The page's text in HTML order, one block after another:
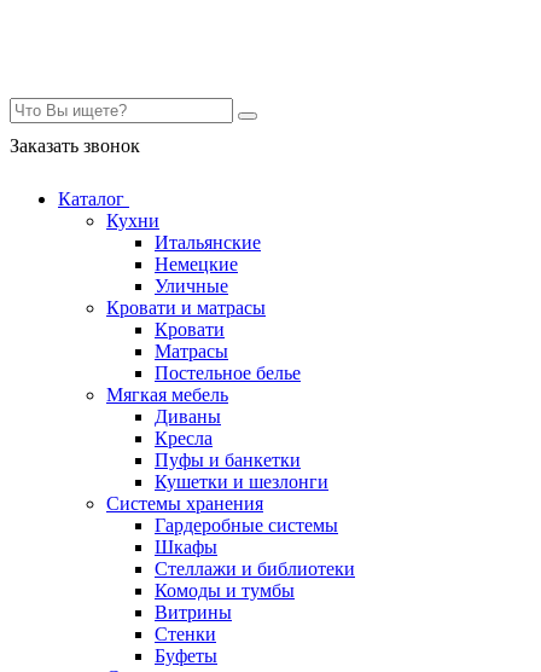
Заказать звонок
Каталог
Кухни
Итальянские
Немецкие
Уличные
Кровати и матрасы
Кровати
Матрасы
Постельное белье
Мягкая мебель
Диваны
Кресла
Пуфы и банкетки
Кушетки и шезлонги
Системы хранения
Гардеробные системы
Шкафы
Стеллажи и библиотеки
Комоды и тумбы
Витрины
Стенки
Буфеты